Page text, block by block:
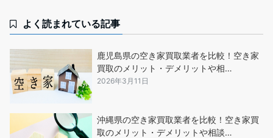
よく読まれている記事
鹿児島県の空き家買取業者を比較！空き家
買取のメリット・デメリットや相…
2026年3月11日
沖縄県の空き家買取業者を比較！空き家買
取のメリット・デメリットや相談…